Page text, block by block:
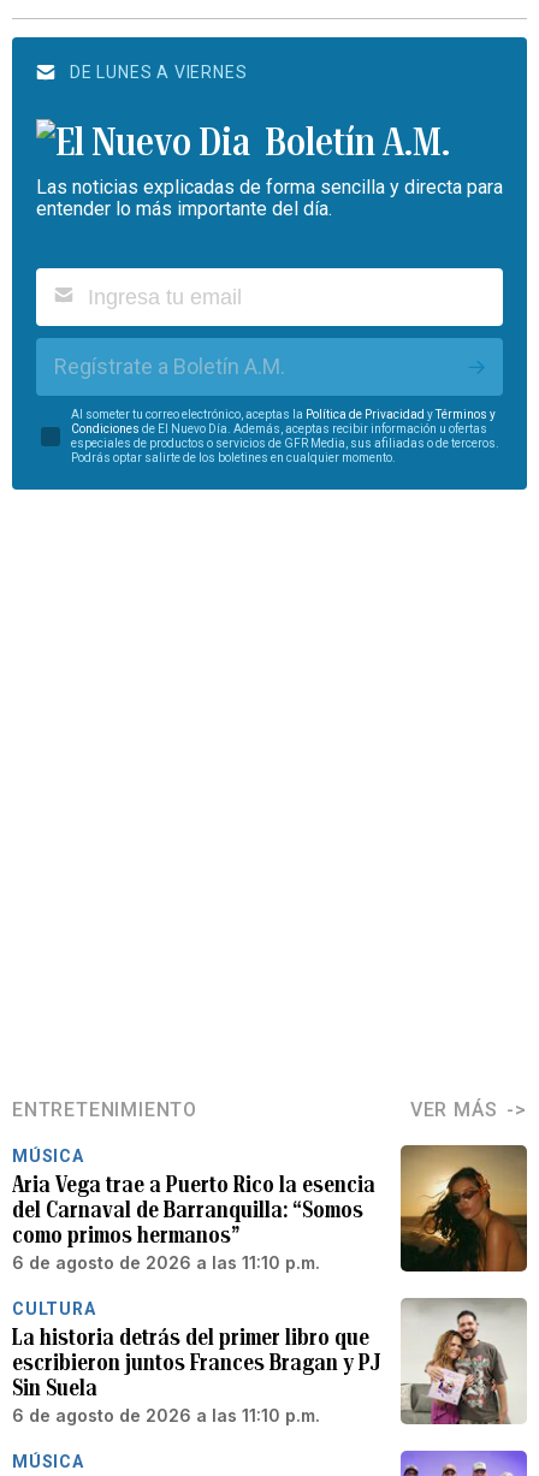
DE LUNES A VIERNES
Boletín A.M.
Las noticias explicadas de forma sencilla y directa para
entender lo más importante del día.
Regístrate a Boletín A.M.
Al someter tu correo electrónico, aceptas la Política de Privacidad yTérminos y
Condiciones de El Nuevo Día. Además, aceptas recibir información u ofertas
especiales de productos o servicios de GFR Media, sus afiliadas o de terceros.
Podrás optar salirte de los boletines en cualquier momento.
ENTRETENIMIENTO VER MÁS
MÚSICA
Aria Vega trae a Puerto Rico la esencia
del Carnaval de Barranquilla: “Somos
como primos hermanos”
6 de agosto de 2026 a las 11:10 p.m.
CULTURA
La historia detrás del primer libro que
escribieron juntos Frances Bragan y PJ
Sin Suela
6 de agosto de 2026 a las 11:10 p.m.
MÚSICA